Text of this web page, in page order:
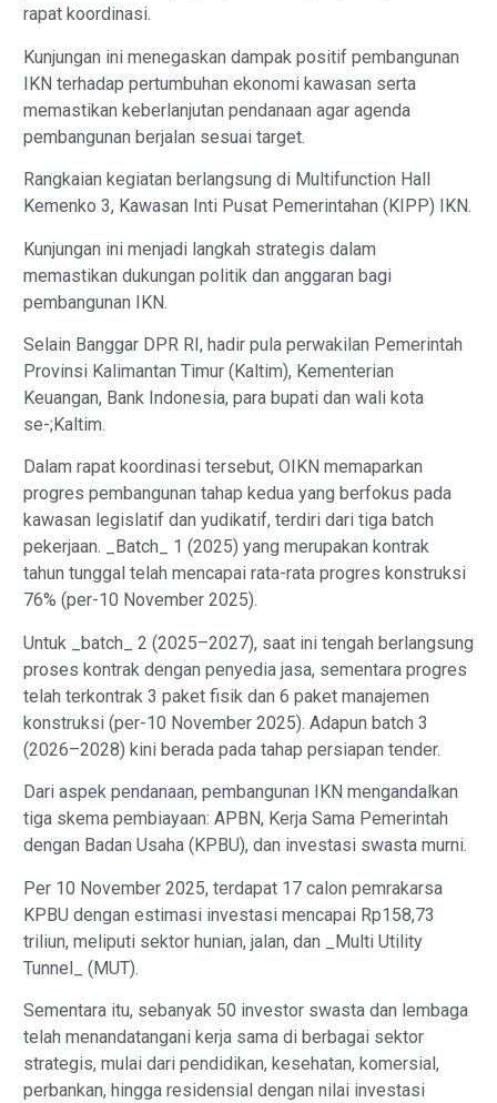
rapat koordinasi.
Kunjungan ini menegaskan dampak positif pembangunan
IKN terhadap pertumbuhan ekonomi kawasan serta
memastikan keberlanjutan pendanaan agar agenda
pembangunan berjalan sesuai target.
Rangkaian kegiatan berlangsung di Multifunction Hall
Kemenko 3, Kawasan Inti Pusat Pemerintahan (KIPP) IKN.
Kunjungan ini menjadi langkah strategis dalam
memastikan dukungan politik dan anggaran bagi
pembangunan IKN.
Selain Banggar DPR RI, hadir pula perwakilan Pemerintah
Provinsi Kalimantan Timur (Kaltim), Kementerian
Keuangan, Bank Indonesia, para bupati dan wali kota
se-;Kaltim.
Dalam rapat koordinasi tersebut, OIKN memaparkan
progres pembangunan tahap kedua yang berfokus pada
kawasan legislatif dan yudikatif, terdiri dari tiga batch
pekerjaan. _Batch_ 1 (2025) yang merupakan kontrak
tahun tunggal telah mencapai rata-rata progres konstruksi
76% (per-10 November 2025).
Untuk _batch_ 2 (2025–2027), saat ini tengah berlangsung
proses kontrak dengan penyedia jasa, sementara progres
telah terkontrak 3 paket fisik dan 6 paket manajemen
konstruksi (per-10 November 2025). Adapun batch 3
(2026–2028) kini berada pada tahap persiapan tender.
Dari aspek pendanaan, pembangunan IKN mengandalkan
tiga skema pembiayaan: APBN, Kerja Sama Pemerintah
dengan Badan Usaha (KPBU), dan investasi swasta murni.
Per 10 November 2025, terdapat 17 calon pemrakarsa
KPBU dengan estimasi investasi mencapai Rp158,73
triliun, meliputi sektor hunian, jalan, dan _Multi Utility
Tunnel_ (MUT).
Sementara itu, sebanyak 50 investor swasta dan lembaga
telah menandatangani kerja sama di berbagai sektor
strategis, mulai dari pendidikan, kesehatan, komersial,
perbankan, hingga residensial dengan nilai investasi